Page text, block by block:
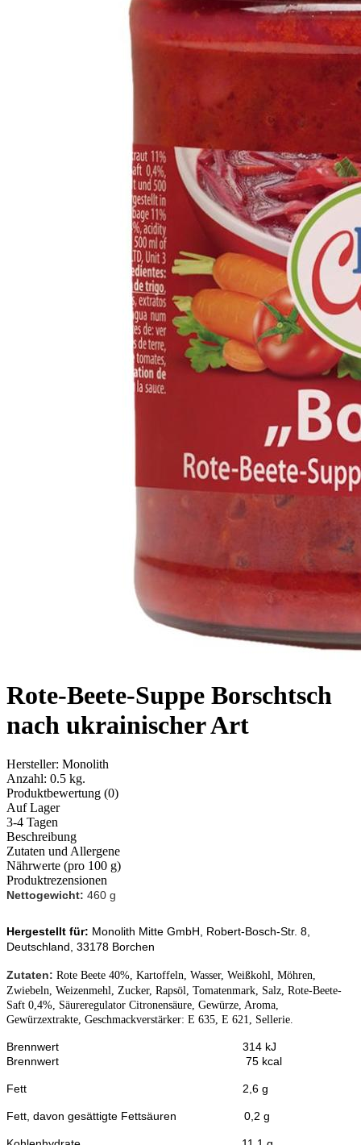
Rote-Beete-Suppe Borschtsch
nach ukrainischer Art
Hersteller: Monolith
Anzahl: 0.5 kg.
Produktbewertung (0)
Auf Lager
3-4 Tagen
Beschreibung
Zutaten und Allergene
Nährwerte (pro 100 g)
Produktrezensionen
Nettogewicht: 460 g
Hergestellt für: Monolith Mitte GmbH, Robert-Bosch-Str. 8,
Deutschland, 33178 Borchen
Zutaten: Rote Beete 40%, Kartoffeln, Wasser, Weißkohl, Möhren,
Zwiebeln, Weizenmehl, Zucker, Rapsöl, Tomatenmark, Salz, Rote-Beete-
Saft 0,4%, Säureregulator Citronensäure, Gewürze, Aroma,
Gewürzextrakte, Geschmackverstärker: E 635, E 621, Sellerie.
Brennwert 314 kJ
Brennwert 75 kcal
Fett 2,6 g
Fett, davon gesättigte Fettsäuren 0,2 g